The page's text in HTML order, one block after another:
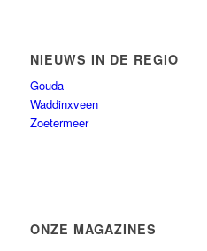
NIEUWS IN DE REGIO
Gouda
Waddinxveen
Zoetermeer
ONZE MAGAZINES